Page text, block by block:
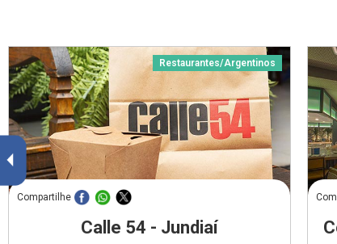
Restaurantes/Argentinos
Compartilhe
Calle 54 - Jundiaí